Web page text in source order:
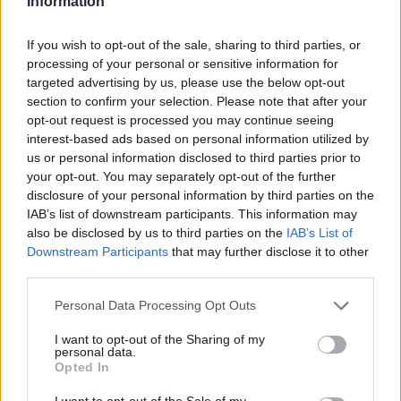
If you wish to opt-out of the sale, sharing to third parties, or
processing of your personal or sensitive information for
targeted advertising by us, please use the below opt-out
section to confirm your selection. Please note that after your
opt-out request is processed you may continue seeing
interest-based ads based on personal information utilized by
us or personal information disclosed to third parties prior to
your opt-out. You may separately opt-out of the further
disclosure of your personal information by third parties on the
IAB’s list of downstream participants. This information may
also be disclosed by us to third parties on the IAB’s List of
Downstream Participants that may further disclose it to other
Personal Data Processing Opt Outs
I want to opt-out of the Sharing of my
personal data.
Opted In
Százezernyi magyar fizetése csökkenhet fű
alatt 2026-ban: erről kevés dolgozó tudott,
nagyon ki fognak akadni
A hazai vállalatok többsége idén is béremelésre készül,
de a tervezett növekedés mértéke elmarad a tavalyi
várakozásoktól.
PÉNZCENTRUM | 2026. január 11. 12:04
Családi adókedvezmény 2026: így történik az
igénylése - Ez a nyilatkozat, nyomtatvány
szükséges hozzá
Családi adókedvezmény 2026: a családi adókedvezmény
kalkulátor megmutatja, mennyi a családi adókedvezmény
összege. Milyen családi adókedvezmény nyilatkozat kell
az igényléshez?